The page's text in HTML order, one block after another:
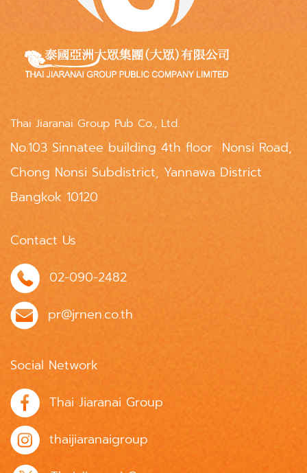
Thai Jiaranai Group Pub Co., Ltd.
No.103 Sinnatee building 4th floor Nonsi Road,
Chong Nonsi Subdistrict, Yannawa District
Bangkok 10120
Contact Us
02-090-2482
pr@jrnen.co.th
Social Network
Thai Jiaranai Group
thaijiaranaigroup